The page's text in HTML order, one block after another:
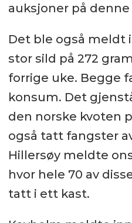
auksjoner på
Det ble også meldt
stor sild på 272
forrige uke. Begge
konsum. Det
den norske kvoten
også tatt fangster
Hillersøy meldte
hvor hele 70 av
tatt i ett kast.